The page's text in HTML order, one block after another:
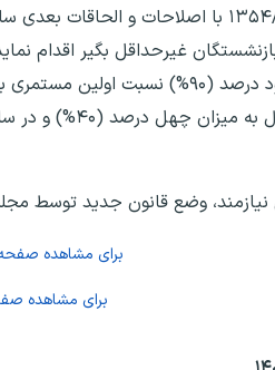
اجتماعی مصوب ۱۳۵۴/۰۴/۳۰ با
غیرحداقل بگیر اقدام
دستمزد همان سال، با نود درصد
نیازمند، وضع قانون جدید توسط
برای مشاهده
برای مشاهده